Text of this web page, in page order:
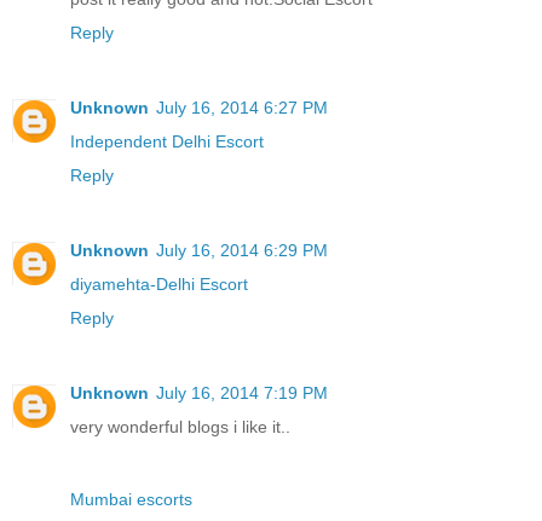
Reply
Unknown July 16, 2014 6:27 PM
Independent Delhi Escort
Reply
Unknown July 16, 2014 6:29 PM
diyamehta-Delhi Escort
Reply
Unknown July 16, 2014 7:19 PM
very wonderful blogs i like it..
Mumbai escorts